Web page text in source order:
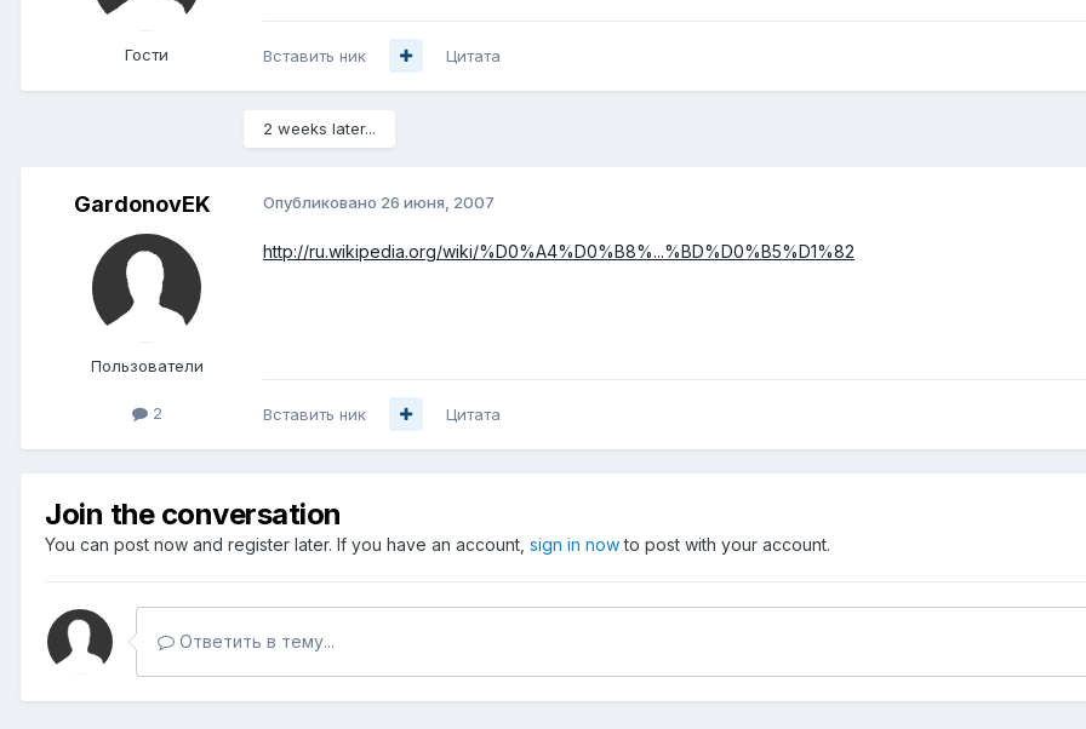
Гости Вставить ник Цитата
2 weeks later...
GardonovEK
Пользователи
2
Опубликовано 26 июня, 2007
http://ru.wikipedia.org/wiki/%D0%A4%D0%B8%...%BD%D0%B5%D1%82
Вставить ник Цитата
Join the conversation
You can post now and register later. If you have an account, sign in nowto post with your account.
Ответить в тему...